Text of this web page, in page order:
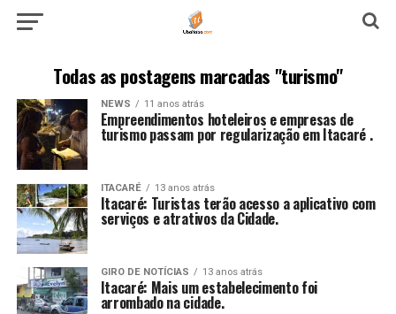
Todas as postagens marcadas "turismo"
NEWS 11 anos atrás
Empreendimentos hoteleiros e empresas de
turismo passam por regularização em Itacaré .
ITACARÉ 13 anos atrás
Itacaré: Turistas terão acesso a aplicativo com
serviços e atrativos da Cidade.
GIRO DE NOTÍCIAS 13 anos atrás
Itacaré: Mais um estabelecimento foi
arrombado na cidade.